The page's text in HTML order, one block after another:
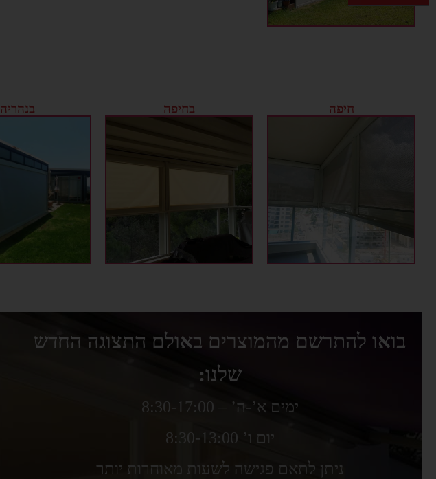
חיפה בחיפה בנהריה
בואו להתרשם מהמוצרים באולם התצוגה החדש
שלנו:
ימים א’-ה’ – 8:30-17:00
יום ו’ 8:30-13:00
ניתן לתאם פגישה לשעות מאוחרות יותר